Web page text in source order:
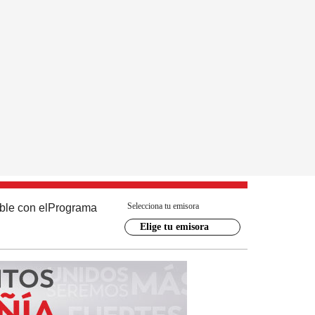
con el Programa Selecciona tu emisora
Elige tu emisora